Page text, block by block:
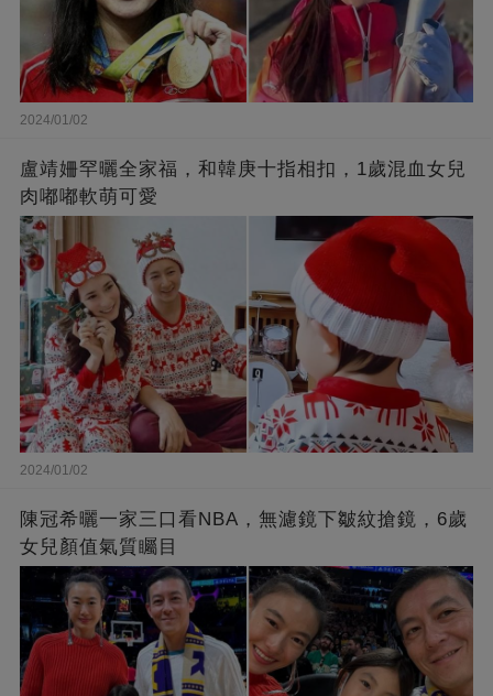
2024/01/02
盧靖姍罕曬全家福，和韓庚十指相扣，1歲混血女兒
肉嘟嘟軟萌可愛
2024/01/02
陳冠希曬一家三口看NBA，無濾鏡下皺紋搶鏡，6歲
女兒顏值氣質矚目